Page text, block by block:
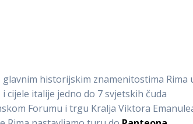
glavnim historijskim znamenitostima Rima
cijele italije jedno do 7 svjetskih čuda
Forumu i trgu Kralja Viktora